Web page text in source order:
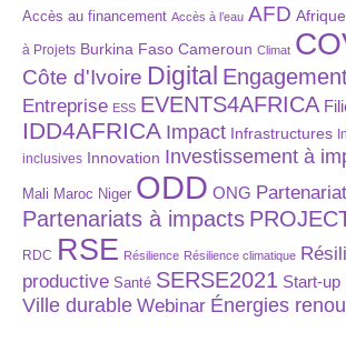
Accès au financement Accès à l’eau AFD Afrique
à Projets Burkina Faso Cameroun Climat
Côte d'Ivoire Digital
Entreprise ESS EVENTS4AFRICA
IDD4AFRICA Impact Infrastructures
inclusives Innovation Investissement à
Mali Maroc Niger ODD ONG
Partenariats à impacts
RDC RSE Résilience Résilience climatique
productive Santé SERSE2021 Start-up
Ville durable Webinar Énergies